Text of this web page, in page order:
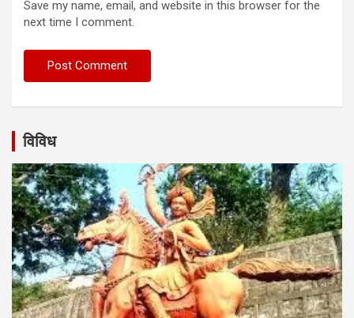
Save my name, email, and website in this browser for the
next time I comment.
विविध